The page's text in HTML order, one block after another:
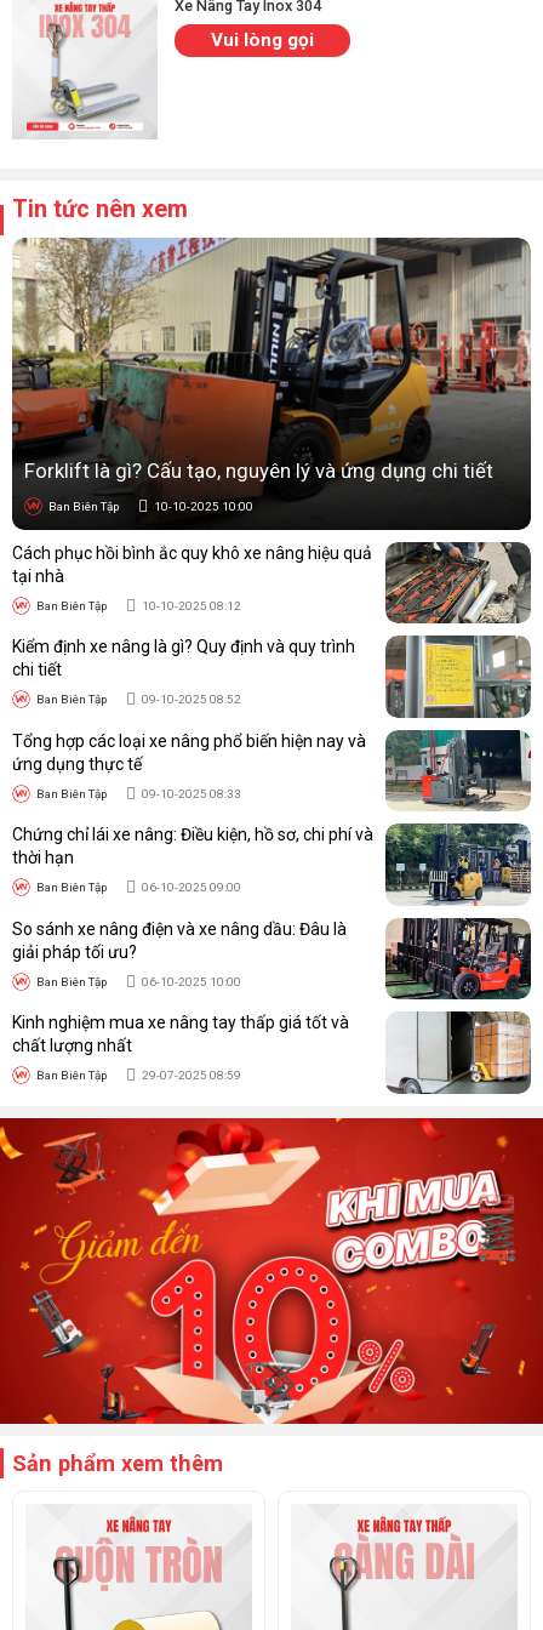
tấn là cấu tạo tổng thể phải thật vững chắc. Khung xe nên
được làmtừ thép chất lượng cao, chịu lực tốt
dạng trong quá trình sử dụng lâu dài. Càng nâng dày dặn,
được hàn kỹ lưỡng để chịu tải trọng lớn mà vẫn đảm bảo an
toàn. Hệ thống bơm thủy lực bên trong nên ưu tiên loại AC cao
cấp,giúp xe nâng hạ nhẹ nhàng và ổn định
còn giúp giảm chi phí bảo trì về lâu dài.
Xe nâng tay 3000kg được thiết kế với khung sườn bằng thép
Bánh xe linh hoạt, di chuyển nhẹ nhàng
Bánh xe là
trực tiếp đến khả năng di
chuyển của xe nâng tay 3 tấn. Vì vậy, khi lựa chọn, bạn nên ưu
tiên những mẫu xe sử dụng bánh xe chất liệu PU
(Polyurethane) hoặc nylon cao cấp – vốn có độ bền cao, chịu
lực tốt và không để lại vết trên sàn. Bên cạnh đó,thiết kế
bánh xe xoay linhhoạt giúp việc điều hướng xe trở nên dễ
dàng, đặc biệt khi di chuyển trong không gian hẹp hoặc có
nhiều chướng ngại vật.
Tìm hiểu ngay:
Xe nâng tay thấp pallet tải trọng 2.5 tấn
giá rẻ
Xe nâng tay 3 tấn được dùng để làm gì?
Xe nâng tay thấp 3 tấn là lựa chọn lý tưởng cho các doanh
vẫn đảm bảo thao tác thủ công đơn giản, tiết kiệm chi phí và
dễ bảo trì. Với khả năng chịu tải lên đến 3000kg, dòng xe này
mang lại hiệu suất cao trong việc di chuyển, nâng hạ và sắp
xếp hàng hóa một cách an toàn, ổn định. Không cần sử dụng
điện hay động cơ, xe vận hành hoàn toàn bằng tay, giúp người
dùng chủ động trong mọi điều kiện làm việc. Xe nâng tay 3 tấn
được ứng dụng rộng rãi trong nhiều lĩnh vực:
Kho hàng, nhà xưởng lớn:Dễ dàng vận chuyển pallet
nặng, tiết kiệm thời gian bốc dỡ.
Ngành thực phẩm, nước giải khát:Dễ dàng di chuyển
khối lượng lớn nguyên vật liệu, thùng hàng nặng.
không gian hẹp, container, nơi xe nâng điện khó tiếp cận.
Dây chuyền sản xuất:
Hỗ trợ đưa nguyên vật liệu đến
gần vị trí máy móc, góp phần tối ưu quy trình vận hành.
Xe Nâng Tay Inox 304
Vui lòng gọi
Tin tức nên xem
Forklift là gì? Cấu tạo, nguyên lý và ứng dụng chi tiết
Ban Biên Tập 10-10-2025 10:00
Cách phục hồi bình ắc quy khô xe nâng hiệu quả
tại nhà
Ban Biên Tập 10-10-2025 08:12
Kiểm định xe nâng là gì? Quy định và quy trình
chi tiết
Ban Biên Tập 09-10-2025 08:52
Tổng hợp các loại xe nâng phổ biến hiện nay và
ứng dụng thực tế
Ban Biên Tập 09-10-2025 08:33
Chứng chỉ lái xe nâng: Điều kiện, hồ sơ, chi phí và
thời hạn
Ban Biên Tập 06-10-2025 09:00
So sánh xe nâng điện và xe nâng dầu: Đâu là
giải pháp tối ưu?
Ban Biên Tập 06-10-2025 10:00
Kinh nghiệm mua xe nâng tay thấp giá tốt và
chất lượng nhất
Ban Biên Tập 29-07-2025 08:59
Sản phẩm xem thêm